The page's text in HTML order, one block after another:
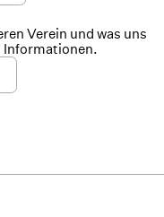
Verein und was uns
Informationen.